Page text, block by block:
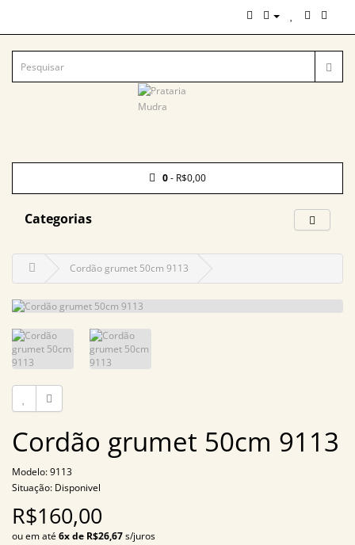
0- R$0,00
Categorias
Cordão grumet 50cm 9113
Cordão grumet 50cm 9113
Modelo: 9113
Situação: Disponivel
R$160,00
ou em até6x de R$26,67s/juros